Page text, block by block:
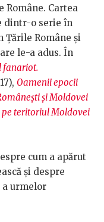
Române. Cartea
dintr-o serie în
Țările Române și
le-a adus. În
fanariot.
Oamenii epocii
și Moldovei
pe teritoriul Moldovei
cum a apărut
și despre
a urmelor